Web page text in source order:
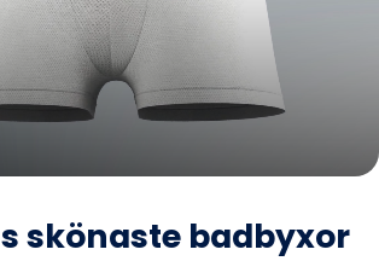
skönaste badbyxor